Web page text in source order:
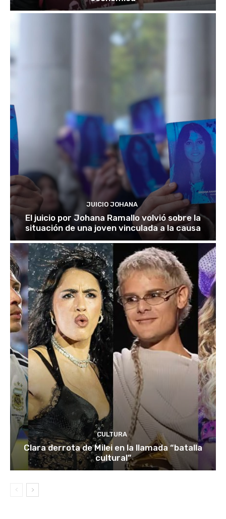
JUICIO JOHANA
El juicio por Johana Ramallo volvió sobre la
situación de una joven vinculada a la causa
CULTURA
Clara derrota de Milei en la llamada “batalla
cultural”